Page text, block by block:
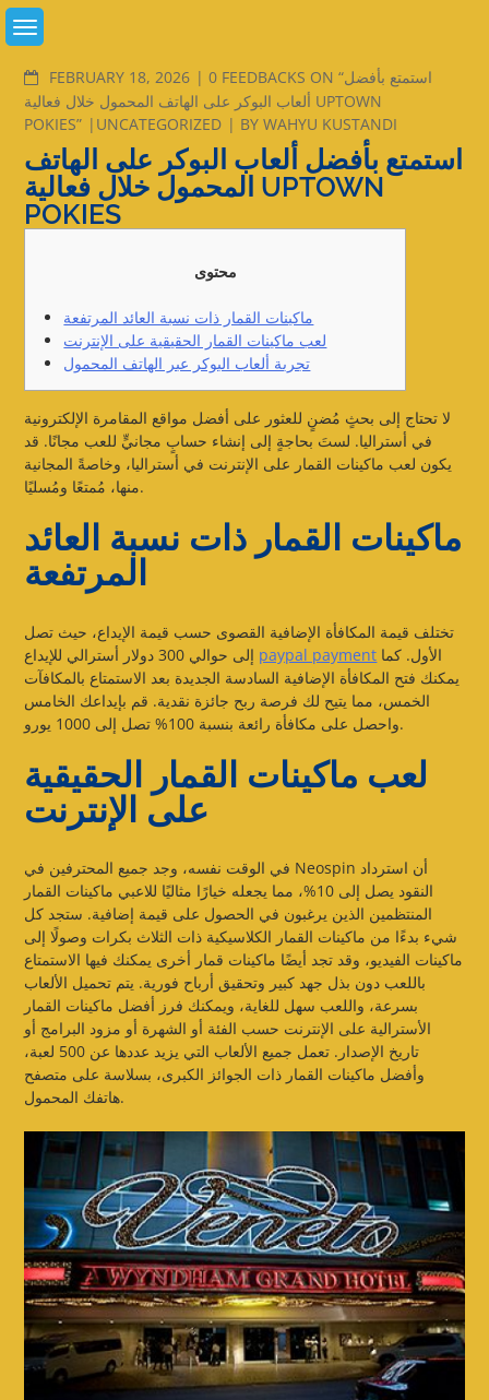
Skip
FEBRUARY 18, 2026
COMMENTS
0 FEEDBACKS ON “استمتع بأفضل
ألعاب البوكر على الهاتف المحمول خلال فعالية UPTOWN
POKIES”
UNCATEGORIZED BYWAHYU KUSTANDI
استمتع بأفضل ألعاب البوكر على الهاتف
المحمول خلال فعالية UPTOWN
POKIES
محتوى
ماكينات القمار ذات نسبة العائد المرتفعة
لعب ماكينات القمار الحقيقية على الإنترنت
تجربة ألعاب البوكر عبر الهاتف المحمول
لا تحتاج إلى بحثٍ مُضنٍ للعثور على أفضل مواقع المقامرة الإلكترونية
في أستراليا. لستَ بحاجةٍ إلى إنشاء حسابٍ مجانيٍّ للعب مجانًا. قد
يكون لعب ماكينات القمار على الإنترنت في أستراليا، وخاصةً المجانية
منها، مُمتعًا ومُسليًا.
ماكينات القمار ذات نسبة العائد
المرتفعة
تختلف قيمة المكافأة الإضافية القصوى حسب قيمة الإيداع، حيث تصل
paypal payment الأول. كما
يمكنك فتح المكافأة الإضافية السادسة الجديدة بعد الاستمتاع بالمكافآت
الخمس، مما يتيح لك فرصة ربح جائزة نقدية. قم بإيداعك الخامس
واحصل على مكافأة رائعة بنسبة 100% تصل إلى 1000 يورو.
لعب ماكينات القمار الحقيقية
على الإنترنت
في الوقت نفسه، وجد جميع المحترفين في Neospin أن استرداد
النقود يصل إلى 10%، مما يجعله خيارًا مثاليًا للاعبي ماكينات القمار
المنتظمين الذين يرغبون في الحصول على قيمة إضافية. ستجد كل
شيء بدءًا من ماكينات القمار الكلاسيكية ذات الثلاث بكرات وصولًا إلى
ماكينات الفيديو، وقد تجد أيضًا ماكينات قمار أخرى يمكنك فيها الاستمتاع
باللعب دون بذل جهد كبير وتحقيق أرباح فورية. يتم تحميل الألعاب
بسرعة، واللعب سهل للغاية، ويمكنك فرز أفضل ماكينات القمار
الأسترالية على الإنترنت حسب الفئة أو الشهرة أو مزود البرامج أو
تاريخ الإصدار. تعمل جميع الألعاب التي يزيد عددها عن 500 لعبة،
وأفضل ماكينات القمار ذات الجوائز الكبرى، بسلاسة على متصفح
هاتفك المحمول.